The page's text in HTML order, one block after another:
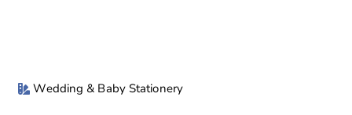
Wedding & Baby Stationery